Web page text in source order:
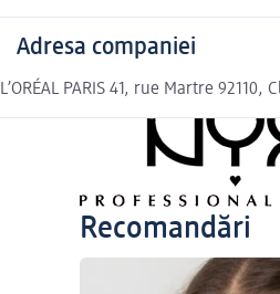
Adresa companiei
L’ORÉAL PARIS 41, rue Martre
Recomandări